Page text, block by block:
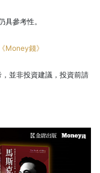
參考性。
Money錢》
並非投資建議，投資前請